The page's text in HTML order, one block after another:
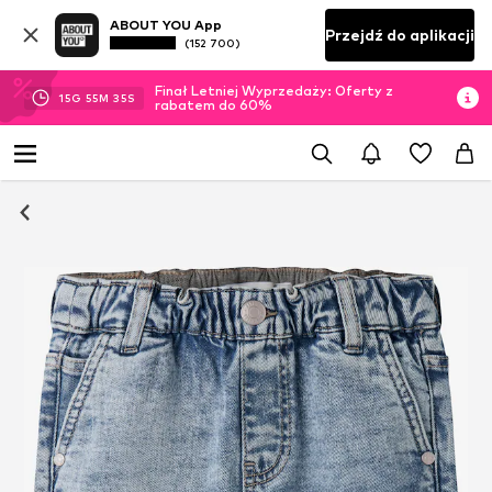
ABOUT YOU App
(152 700) Przejdź do aplikacji
15G 55M 34S
Finał Letniej Wyprzedaży: Oferty z
rabatem do 60%